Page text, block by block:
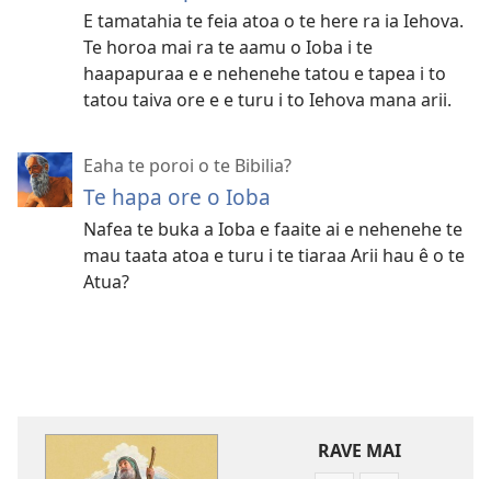
E tamatahia te feia atoa o te here ra ia Iehova.
Te horoa mai ra te aamu o Ioba i te
haapapuraa e e nehenehe tatou e tapea i to
tatou taiva ore e e turu i to Iehova mana arii.
Eaha te poroi o te Bibilia?
Te hapa ore o Ioba
Nafea te buka a Ioba e faaite ai e nehenehe te
mau taata atoa e turu i te tiaraa Arii hau ê o te
Atua?
RAVE MAI